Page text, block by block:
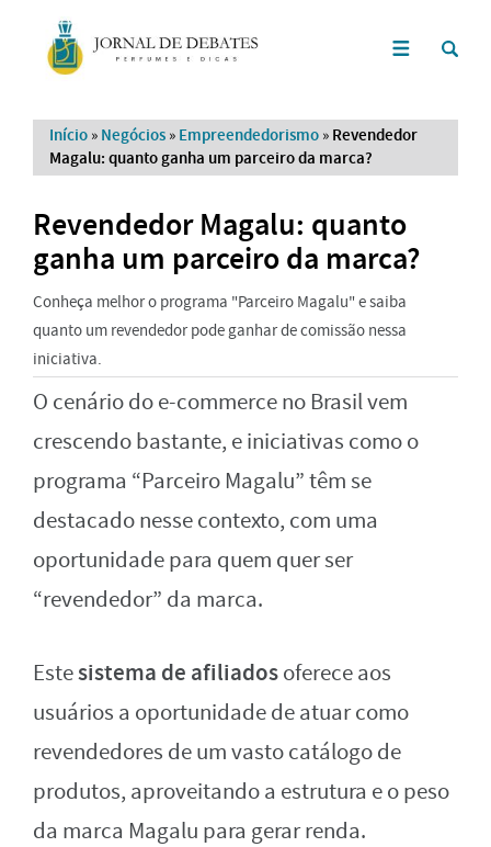
Início » Negócios » Empreendedorismo » Revendedor
Magalu: quanto ganha um parceiro da marca?
Revendedor Magalu: quanto
ganha um parceiro da marca?
Conheça melhor o programa "Parceiro Magalu" e saiba
quanto um revendedor pode ganhar de comissão nessa
iniciativa.
O cenário do e-commerce no Brasil vem
crescendo bastante, e iniciativas como o
programa “Parceiro Magalu” têm se
destacado nesse contexto, com uma
oportunidade para quem quer ser
“revendedor” da marca.
Estesistema de afiliadosoferece aos
usuários a oportunidade de atuar como
revendedores de um vasto catálogo de
produtos, aproveitando a estrutura e o peso
da marca Magalu para gerar renda.